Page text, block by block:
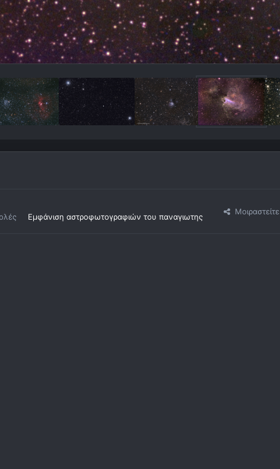
Εμφάνιση αστροφωτογραφιών του παναγιωτης
Μοιραστείτε